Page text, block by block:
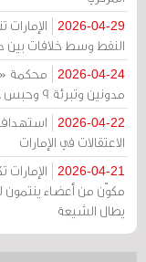
2026-04-29
النفط وسط خلافات بين
2026-04-24
مدونين وتبرئة 9 وحبس 18 متهماً بالتعاطف مع إيران
2026-04-22
الاعتقالات في الإمارات
2026-04-21
مكوّن من أعضاء
يطال الشيعة